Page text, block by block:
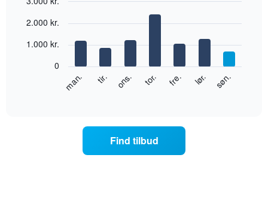
chart
graphic.
man. tir. ons. tor. fre. lør. søn.
0
1.000 kr.
2.000 kr.
Find tilbud